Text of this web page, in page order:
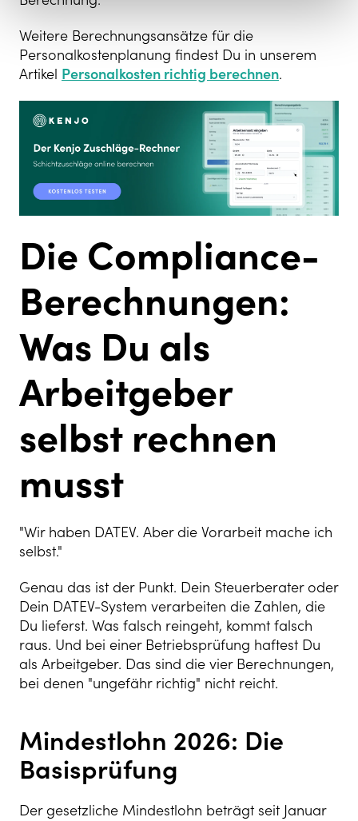
Weitere Berechnungsansätze für die
Personalkostenplanung findest Du in unserem
Artikel Personalkosten richtig berechnen.
Die Compliance-
Berechnungen:
Was Du als
Arbeitgeber
selbst rechnen
musst
"Wir haben DATEV. Aber die Vorarbeit mache ich
selbst."
Genau das ist der Punkt. Dein Steuerberater oder
Dein DATEV-System verarbeiten die Zahlen, die
Du lieferst. Was falsch reingeht, kommt falsch
raus. Und bei einer Betriebsprüfung haftest Du
als Arbeitgeber. Das sind die vier Berechnungen,
bei denen "ungefähr richtig" nicht reicht.
Mindestlohn 2026: Die
Basisprüfung
Der gesetzliche Mindestlohn beträgt seit Januar